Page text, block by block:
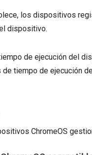
los dispositivos
dispositivo.
de ejecución del
tiempo de ejecución
ChromeOS